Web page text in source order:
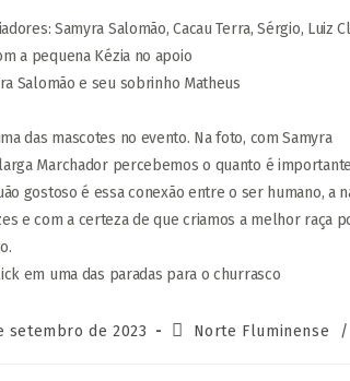
Samyra Salomão, Cacau Terra, Sérgio, Luiz
a pequena Kézia no apoio
Salomão e seu sobrinho Matheus
das mascotes no evento. Na foto, com Samyra
Marchador percebemos o quanto é
gostoso é essa conexão entre o ser humano, a
e com a certeza de que criamos a melhor raça
em uma das paradas para o churrasco
setembro de 2023 Norte Fluminense /